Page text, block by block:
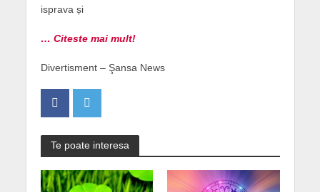
isprava și
… Citeste mai mult!
Divertisment – Şansa News
Te poate interesa